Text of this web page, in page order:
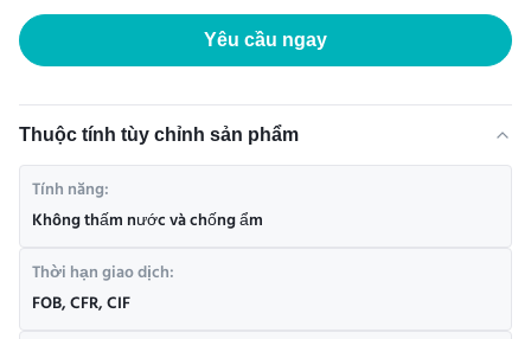
Yêu cầu ngay
Thuộc tính tùy chỉnh sản phẩm
Tính năng:
Không thấm nước và chống ẩm
Thời hạn giao dịch:
FOB, CFR, CIF